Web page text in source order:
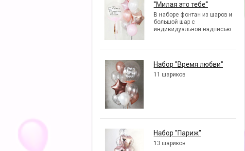
"Милая это тебе"
В наборе фонтан из шаров и
большой шар с
индивидуальной надписью
Набор "Время любви"
11 шариков
Набор "Париж"
13 шариков